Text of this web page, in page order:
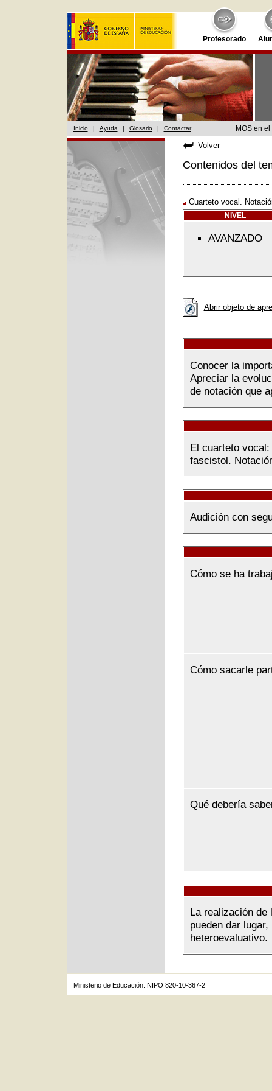
Profesorado
Inicio | Ayuda | Glosario | Contactar MOS en
Volver
Contenidos del
Cuarteto vocal.
NIVEL
AVANZADO
Abrir objeto de
Conocer la
Apreciar la
de notación que
El cuarteto
fascistol.
Audición con
Cómo se ha
Cómo sacarle
Qué debería
La realización de
pueden dar
heteroevaluativo.
Ministerio de Educación. NIPO 820-10-367-2